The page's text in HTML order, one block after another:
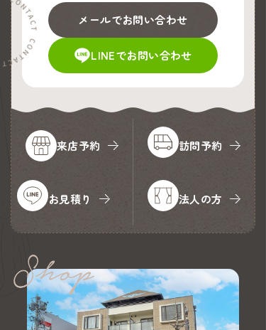
メールでお問い合わせ
LINEでお問い合わせ
来店予約 訪問予約
お見積り 法人の方